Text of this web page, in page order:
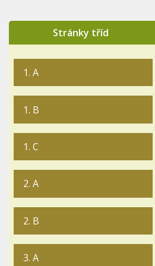
Stránky tříd
1. A
1. B
1. C
2. A
2. B
3. A